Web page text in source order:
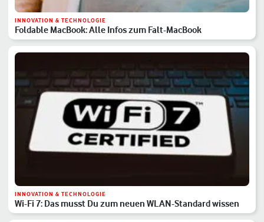
INNOVATION & TECHNOLOGIE
Foldable MacBook: Alle Infos zum Falt-MacBook
INNOVATION & TECHNOLOGIE
Wi-Fi 7: Das musst Du zum neuen WLAN-Standard wissen